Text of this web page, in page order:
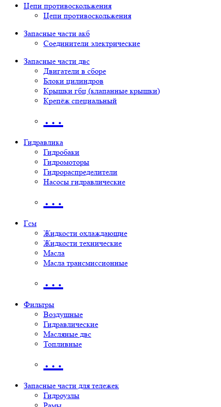
Цепи противоскольжения
Цепи противоскольжения
Запасные части акб
Соединители электрические
Запасные части двс
Двигатели в сборе
Блоки цилиндров
Крышки гбц (клапанные крышки)
Крепёж специальный
…
Гидравлика
Гидробаки
Гидромоторы
Гидрораспределители
Насосы гидравлические
…
Гсм
Жидкости охлаждающие
Жидкости технические
Масла
Масла трансмиссионные
…
Фильтры
Воздушные
Гидравлические
Масляные двс
Топливные
…
Запасные части для тележек
Гидроузлы